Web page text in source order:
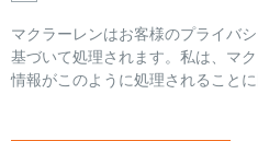
マクラーレンはお客様のプライバ
基づいて処理されます。私は、マ
情報がこのように処理されることに